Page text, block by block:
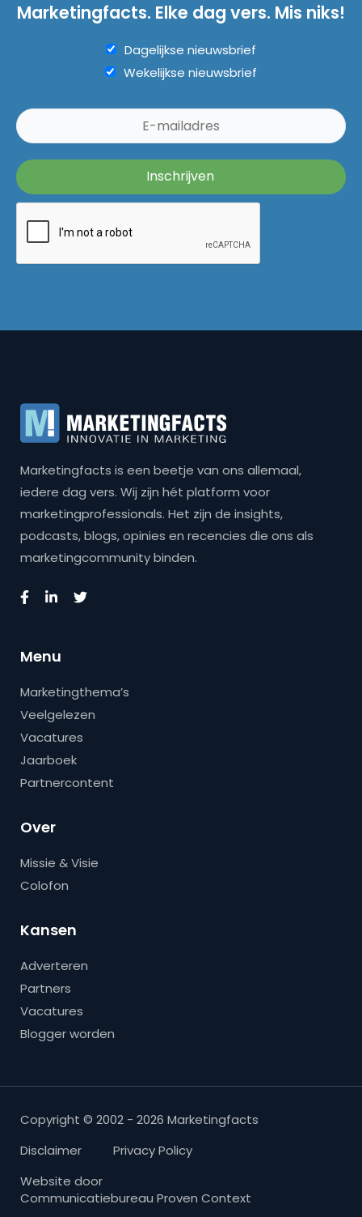
Marketingfacts. Elke dag vers. Mis niks!
Dagelijkse nieuwsbrief
Wekelijkse nieuwsbrief
Marketingfacts is een beetje van ons allemaal,
iedere dag vers. Wij zijn hét platform voor
marketingprofessionals. Het zijn de insights,
podcasts, blogs, opinies en recencies die ons als
marketingcommunity binden.
Menu
Marketingthema’s
Veelgelezen
Vacatures
Jaarboek
Partnercontent
Over
Missie & Visie
Colofon
Kansen
Adverteren
Partners
Vacatures
Blogger worden
Copyright © 2002 - 2026 Marketingfacts
Disclaimer
Privacy Policy
Website door
Communicatiebureau Proven Context